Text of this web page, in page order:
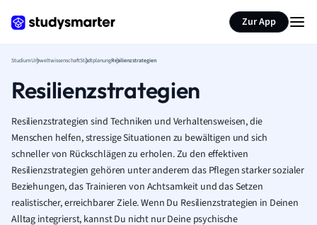
Zur App
StudiumUmweltwissenschaftStadtplanungResilienzstrategien
Resilienzstrategien
Resilienzstrategien sind Techniken und Verhaltensweisen, die
Menschen helfen, stressige Situationen zu bewältigen und sich
schneller von Rückschlägen zu erholen. Zu den effektiven
Resilienzstrategien gehören unter anderem das Pflegen starker sozialer
Beziehungen, das Trainieren von Achtsamkeit und das Setzen
realistischer, erreichbarer Ziele. Wenn Du Resilienzstrategien in Deinen
Alltag integrierst, kannst Du nicht nur Deine psychische